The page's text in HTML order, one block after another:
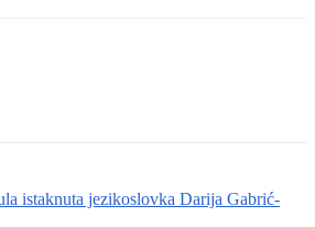
istaknuta jezikoslovka Darija Gabrić-